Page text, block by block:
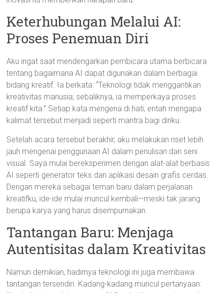
Keterhubungan Melalui AI:
Proses Penemuan Diri
Aku ingat saat mendengarkan pembicara utama berbicara
tentang bagaimana AI dapat digunakan dalam berbagai
bidang kreatif. Ia berkata: “Teknologi tidak menggantikan
kreativitas manusia; sebaliknya, ia memperkaya proses
kreatif kita.” Setiap kata mengena di hati; entah mengapa
kalimat tersebut menjadi seperti mantra bagi diriku.
Setelah acara tersebut berakhir, aku melakukan riset lebih
jauh mengenai penggunaan AI dalam penulisan dan seni
visual. Saya mulai bereksperimen dengan alat-alat berbasis
AI seperti generator teks dan aplikasi desain grafis cerdas.
Dengan mereka sebagai teman baru dalam perjalanan
kreatifku, ide-ide mulai muncul kembali—meski tak jarang
berupa karya yang harus disempurnakan.
Tantangan Baru: Menjaga
Autentisitas dalam Kreativitas
Namun demikian, hadirnya teknologi ini juga membawa
tantangan tersendiri. Kadang-kadang muncul pertanyaan: